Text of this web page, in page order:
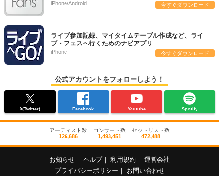
iPhone/Android 今すぐダウンロード
ライブ参加記録、マイタイムテーブル作成など、ライ
ブ・フェスへ行くためのナビアプリ
iPhone 今すぐダウンロード
公式アカウントをフォローしよう！
X(Twitter) Facebook Youtube Spotify
アーティスト数
126,686
コンサート数
1,493,451
セットリスト数
472,488
お知らせ ヘルプ 利用規約
運営会社
プライバシーポリシー
お問い合わせ